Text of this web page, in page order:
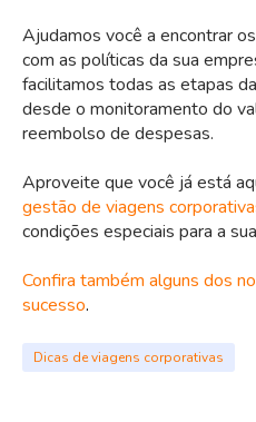
Ajudamos você a encontrar
com as políticas da sua
facilitamos todas as etapas
desde o monitoramento do
reembolso de despesas.
Aproveite que você já está
gestão de viagens
condições especiais para a
Confira também alguns dos
sucesso.
Dicas de viagens corporativas